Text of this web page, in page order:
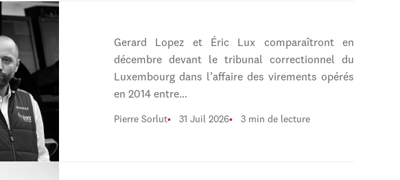
Gerard Lopez et Éric Lux comparaîtront en
décembre devant le tribunal correctionnel du
Luxembourg dans l’affaire des virements opérés
en 2014 entre…
Pierre Sorlut 31 Juil 2026 3 min de lecture